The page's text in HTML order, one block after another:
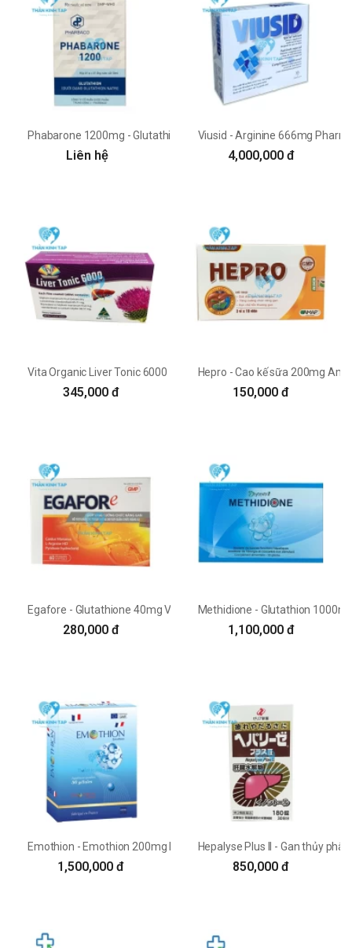
Phabarone 1200mg - Glutathion 1200mg Pharbaco
Liên hệ
Viusid - Arginine 666mg
4,000,000 đ
Vita Organic Liver Tonic 6000 - Silybum Đắc Hà
345,000 đ
Hepro - Cao kế sữa 200mg
150,000 đ
Egafore - Glutathione 40mg Vạn Hưng
280,000 đ
Methidione - Glutathion
1,100,000 đ
Emothion - Emothion 200mg Lustrel Laboratoires
1,500,000 đ
Hepalyse Plus II - Gan thủy
850,000 đ